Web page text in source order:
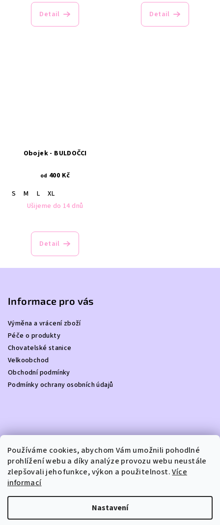
Používáme cookies, abychom Vám umožnili pohodlné
prohlížení webu a díky analýze provozu webu neustále
zlepšovali jeho funkce, výkon a použitelnost.Více
informací
Nastavení
Detail Detail
Obojek - BULDOČCI
od 400 Kč
S
M L
XL
Ušijeme do 14 dnů
Detail
Informace pro vás
Výměna a vrácení zboží
Péče o produkty
Chovatelské stanice
Velkoobchod
Obchodní podmínky
Podmínky ochrany osobních údajů
Kontakt
info @dottydoggie.cz
+420739459984